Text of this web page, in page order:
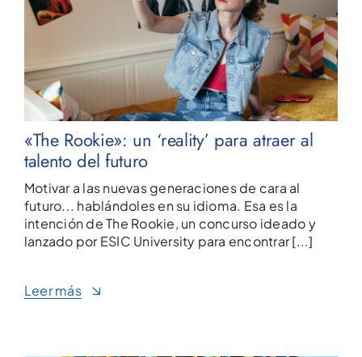
«The Rookie»: un ‘reality’ para atraer al
talento del futuro
Motivar a las nuevas generaciones de cara al
futuro... hablándoles en su idioma. Esa es la
intención de The Rookie, un concurso ideado y
lanzado por ESIC University para encontrar [...]
Leer más